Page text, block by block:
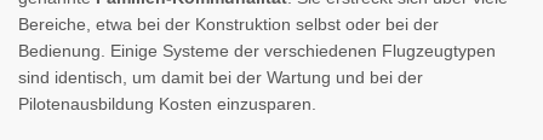
Bereiche, etwa bei der Konstruktion selbst oder bei der
Bedienung. Einige Systeme der verschiedenen Flugzeugtypen
sind identisch, um damit bei der Wartung und bei der
Pilotenausbildung Kosten einzusparen.